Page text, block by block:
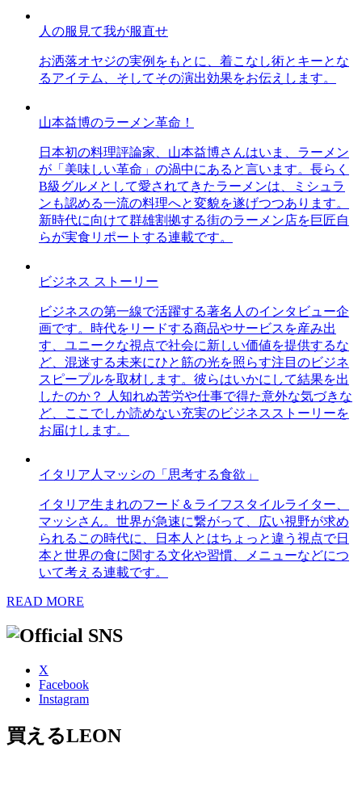
人の服見て我が服直せ
お洒落オヤジの実例をもとに、着こなし術とキーとな
るアイテム、そしてその演出効果をお伝えします。
山本益博のラーメン革命！
日本初の料理評論家、山本益博さんはいま、ラーメン
が「美味しい革命」の渦中にあると言います。長らく
B級グルメとして愛されてきたラーメンは、ミシュラ
ンも認める一流の料理へと変貌を遂げつつあります。
新時代に向けて群雄割拠する街のラーメン店を巨匠自
らが実食リポートする連載です。
ビジネス ストーリー
ビジネスの第一線で活躍する著名人のインタビュー企
画です。時代をリードする商品やサービスを産み出
す、ユニークな視点で社会に新しい価値を提供するな
ど、混迷する未来にひと筋の光を照らす注目のビジネ
スピープルを取材します。彼らはいかにして結果を出
したのか？ 人知れぬ苦労や仕事で得た意外な気づきな
ど、ここでしか読めない充実のビジネスストーリーを
お届けします。
イタリア人マッシの「思考する食欲」
イタリア生まれのフード＆ライフスタイルライター、
マッシさん。世界が急速に繋がって、広い視野が求め
られるこの時代に、日本人とはちょっと違う視点で日
本と世界の食に関する文化や習慣、メニューなどにつ
いて考える連載です。
READ MORE
X
Facebook
Instagram
買えるLEON